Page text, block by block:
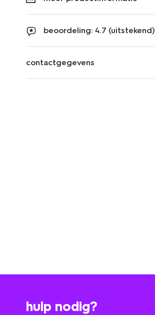
beoordeling: 4.7 (uitstekend)
contactgegevens
hulp nodig?